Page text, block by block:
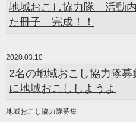
地域おこし協力隊 活動
た冊子 完成！！
2020.03.10
2名の地域おこし協力隊
に地域おこししようよ
地域おこし協力隊募集